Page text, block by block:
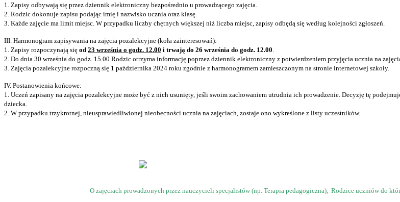
1. Zapisy odbywają się przez dziennik elektroniczny bezpośrednio u prowadzącego zajęcia.
2. Rodzic dokonuje zapisu podając imię i nazwisko ucznia oraz klasę.
3. Każde zajęcie ma limit miejsc. W przypadku liczby chętnych większej niż liczba miejsc, zapisy odbędą się według kolejności zgłoszeń.
III. Harmonogram zapisywania na zajęcia pozalekcyjne (koła zainteresowań):
1. Zapisy rozpoczynają się od 23 września o godz. 12.00 i trwają do 26 września do godz. 12.00
2. Do dnia 30 września do godz. 15.00 Rodzic otrzyma informację poprzez dziennik elektroniczny z potwierdzeniem przyjęcia ucznia na
3. Zajęcia pozalekcyjne rozpoczną się 1 października 2024 roku zgodnie z harmonogramem zamieszczonym na stronie internetowej szkoły.
IV. Postanowienia końcowe:
1. Uczeń zapisany na zajęcia pozalekcyjne może być z nich usunięty, jeśli swoim zachowaniem utrudnia ich prowadzenie. Decyzję tę
dziecka.
2. W przypadku trzykrotnej, nieusprawiedliwionej nieobecności ucznia na zajęciach, zostaje ono wykreślone z listy uczestników.
O zajęciach prowadzonych przez nauczycieli specjalistów (np. Terapia pedagogiczna), Rodzice uczniów do